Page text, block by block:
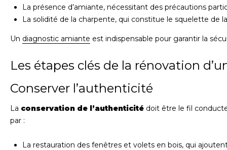
La présence d’amiante, nécessitant des précautions
La solidité de la charpente, qui constitue le squelette de
Un diagnostic amiante est indispensable pour garantir la
Les étapes clés de la rénovation
Conserver l’authenticité
La conservation de l’authenticité doit être le fil
par :
La restauration des fenêtres et volets en bois, qui